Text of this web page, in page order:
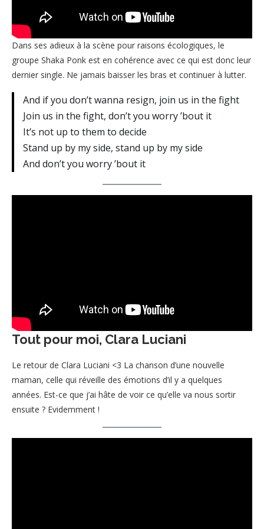
Dans ses adieux à la scène pour raisons écologiques, le
groupe Shaka Ponk est en cohérence avec ce qui est donc leur
dernier single. Ne jamais baisser les bras et continuer à lutter.
And if you don’t wanna resign, join us in the fight
Join us in the fight, don’t you worry ’bout it
It’s not up to them to decide
Stand up by my side, stand up by my side
And don’t you worry ’bout it
Tout pour moi, Clara Luciani
Le retour de Clara Luciani <3 La chanson d’une nouvelle
maman, celle qui réveille des émotions d’il y a quelques
années. Est-ce que j’ai hâte de voir ce qu’elle va nous sortir
ensuite ? Evidemment !